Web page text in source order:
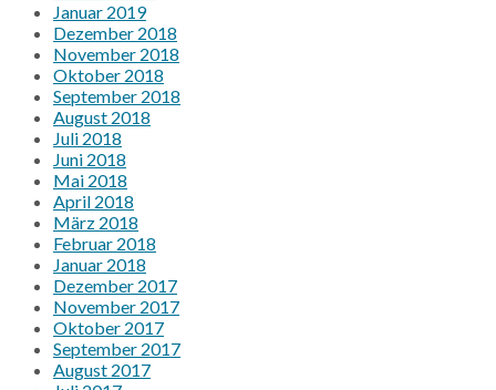
Januar 2019
Dezember 2018
November 2018
Oktober 2018
September 2018
August 2018
Juli 2018
Juni 2018
Mai 2018
April 2018
März 2018
Februar 2018
Januar 2018
Dezember 2017
November 2017
Oktober 2017
September 2017
August 2017